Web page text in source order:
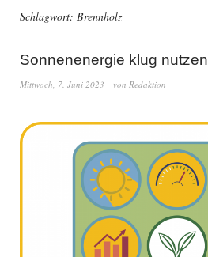
Schlagwort: Brennholz
Sonnenenergie klug nutzen
Mittwoch, 7. Juni 2023 von Redaktion